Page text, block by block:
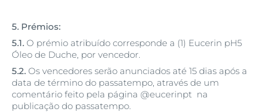
5. Prémios:
5.1. O prémio atribuído corresponde a (1) Eucerin pH5
Óleo de Duche, por vencedor.
5.2. Os vencedores serão anunciados até 15 dias após a
data de término do passatempo, através de um
comentário feito pela página @eucerinpt na
publicação do passatempo.